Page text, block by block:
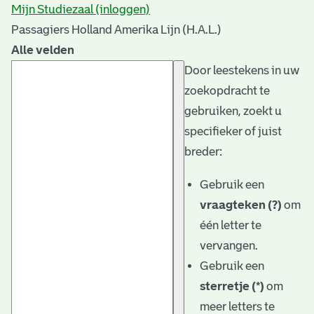
Mijn Studiezaal (inloggen)
Passagiers Holland Amerika Lijn (H.A.L.)
Alle velden
Door leestekens in uw
zoekopdracht te
gebruiken, zoekt u
specifieker of juist
breder:
Gebruik een
vraagteken (?) om
één letter te
vervangen.
Gebruik een
sterretje (*) om
meer letters te